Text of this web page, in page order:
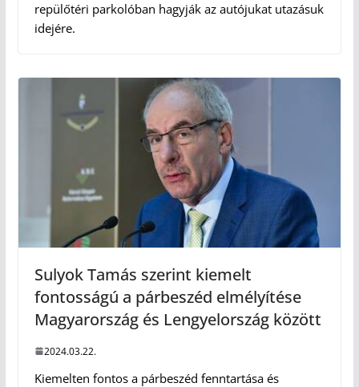
repülőtéri parkolóban hagyják az autójukat utazásuk
idejére.
Sulyok Tamás szerint kiemelt
fontosságú a párbeszéd elmélyítése
Magyarország és Lengyelország között
2024.03.22.
Kiemelten fontos a párbeszéd fenntartása és